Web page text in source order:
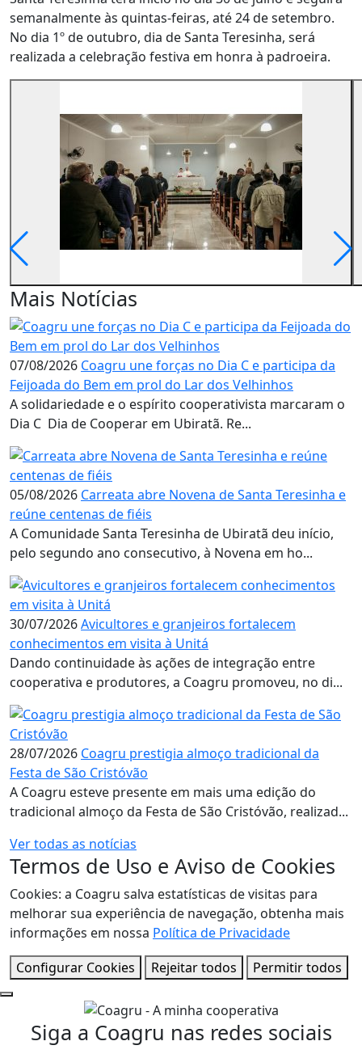
semanalmente às quintas-feiras, até 24 de setembro.
No dia 1º de outubro, dia de Santa Teresinha, será
realizada a celebração festiva em honra à padroeira.
Mais Notícias
07/08/2026 Coagru une forças no Dia C e participa da
Feijoada do Bem em prol do Lar dos Velhinhos
A solidariedade e o espírito cooperativista marcaram o
Dia C  Dia de Cooperar em Ubiratã. Re...
05/08/2026 Carreata abre Novena de Santa Teresinha e
reúne centenas de fiéis
A Comunidade Santa Teresinha de Ubiratã deu início,
pelo segundo ano consecutivo, à Novena em ho...
30/07/2026Avicultores e granjeiros fortalecem
conhecimentos em visita à Unitá
Dando continuidade às ações de integração entre
cooperativa e produtores, a Coagru promoveu, no di...
28/07/2026 Coagru prestigia almoço tradicional da
Festa de São Cristóvão
A Coagru esteve presente em mais uma edição do
tradicional almoço da Festa de São Cristóvão, realizad...
Ver todas as notícias
Termos de Uso e Aviso de Cookies
Cookies: a Coagru salva estatísticas de visitas para
melhorar sua experiência de navegação, obtenha mais
informações em nossa Política de Privacidade
Configurar Cookies
Rejeitar todos Permitir todos
Siga a Coagru nas redes sociais